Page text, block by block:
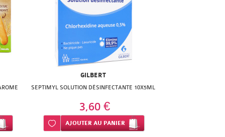
GILBERT
SEPTIMYL SOLUTION DÉSINFECTANTE 10X5ML
3,60 €
Ajouter à ma liste d’envie
AJOUTER AU PANIER